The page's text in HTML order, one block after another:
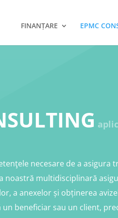
FINANȚARE EPMC
necesare de a asigura
noastră multidisciplinară
a anexelor și obținerea
beneficiar sau un client,